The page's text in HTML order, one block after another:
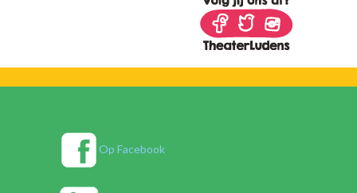
Op Facebook